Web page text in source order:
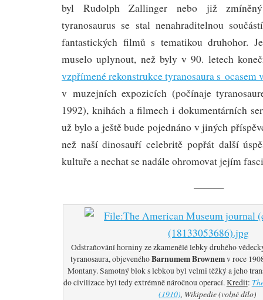
byl Rudolph Zallinger nebo již
tyranosaurus se stal nenahraditelnou
fantastických filmů s tematikou druhohor.
muselo uplynout, než byly v 90. letech
vzpřímené rekonstrukce tyranosaura s ocasem
v muzejních expozicích (počínaje
1992), knihách a filmech i dokumentárních
už bylo a ještě bude pojednáno v jiných
než naší dinosauří celebritě popřát další
kultuře a nechat se nadále ohromovat jejím
———
Odstraňování horniny ze zkamenělé lebky druhého
tyranosaura, objevenéhoBarnumem Brownemv roce
Montany. Samotný blok s lebkou byl velmi těžký a jeho
do civilizace byl tedy extrémně náročnou operací. Kredit:
(1910) , Wikipedie (volné dílo)